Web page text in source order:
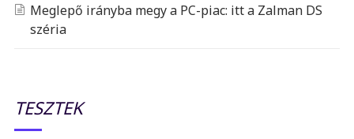
Meglepő irányba megy a PC-piac: itt a Zalman DS
széria
TESZTEK